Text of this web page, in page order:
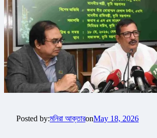
Posted by:মনিরা আক্তারonMay 18, 2026